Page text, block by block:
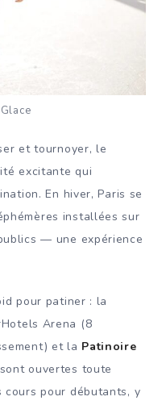
et tournoyer, le
excitante qui
En hiver, Paris se
installées sur
— une expérience
pour patiner : la
Arena (8
et la Patinoire
ouvertes toute
cours pour débutants, y